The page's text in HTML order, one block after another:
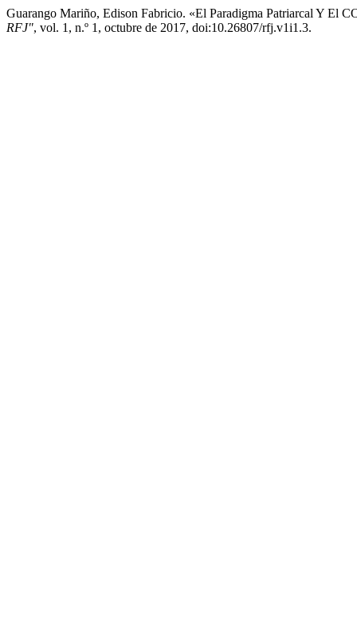
Guarango Mariño, Edison Fabricio. «El Paradigma Patriarcal Y El
RFJ", vol. 1, n.º 1, octubre de 2017, doi:10.26807/rfj.v1i1.3.